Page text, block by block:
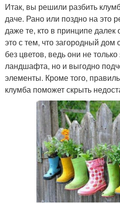
Итак, вы решили разбить
даче. Рано или поздно на это
даже те, кто в принципе далек
это с тем, что загородный дом
без цветов, ведь они не
ландшафта, но и выгодно
элементы. Кроме того,
клумба поможет скрыть